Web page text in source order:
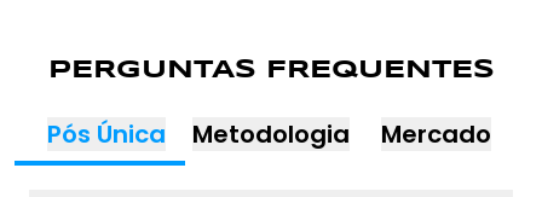
PERGUNTAS FREQUENTES
Pós Única Metodologia Mercado